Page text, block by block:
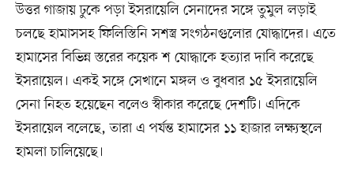
উত্তর গাজায় ঢুকে পড়া ইসরায়েলি সেনাদের সঙ্গে তুমুল লড়াই
চলছে হামাসসহ ফিলিস্তিনি সশস্ত্র সংগঠনগুলোর যোদ্ধাদের। এতে
হামাসের বিভিন্ন স্তরের কয়েক শ যোদ্ধাকে হত্যার দাবি করেছে
ইসরায়েল। একই সঙ্গে সেখানে মঙ্গল ও বুধবার ১৫ ইসরায়েলি
সেনা নিহত হয়েছেন বলেও স্বীকার করেছে দেশটি। এদিকে
ইসরায়েল বলেছে, তারা এ পর্যন্ত হামাসের ১১ হাজার লক্ষ্যস্থলে
হামলা চালিয়েছে।